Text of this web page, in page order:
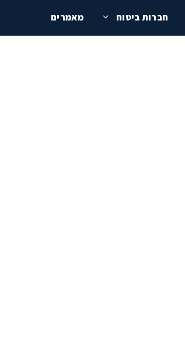
חברות ביטוח מאמרים